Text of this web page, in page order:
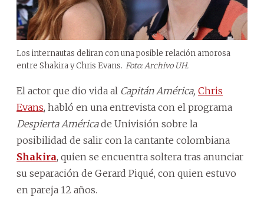
Los internautas deliran con una posible relación amorosa
entre Shakira y Chris Evans. Foto: Archivo UH.
El actor que dio vida al Capitán América, Chris
Evans, habló en una entrevista con el programa
Despierta Américade Univisión sobre la
posibilidad de salir con la cantante colombiana
Shakira, quien se encuentra soltera tras anunciar
su separación de Gerard Piqué, con quien estuvo
en pareja 12 años.